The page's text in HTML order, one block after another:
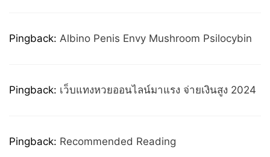
Pingback: Albino Penis Envy Mushroom Psilocybin
Pingback: เว็บแทงหวยออนไลน์มาแรง จ่ายเงินสูง 2024
Pingback: Recommended Reading